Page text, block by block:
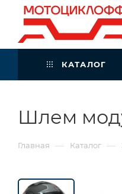
КАТАЛОГ
Шлем
Главная — Каталог —